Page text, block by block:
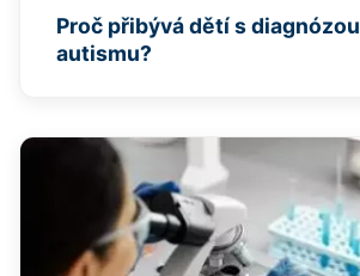
Proč přibývá dětí s diagnózou
autismu?